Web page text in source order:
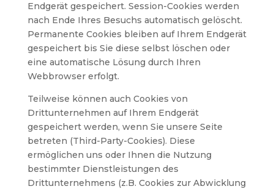
Endgerät gespeichert. Session-Cookies werden
nach Ende Ihres Besuchs automatisch gelöscht.
Permanente Cookies bleiben auf Ihrem Endgerät
gespeichert bis Sie diese selbst löschen oder
eine automatische Lösung durch Ihren
Webbrowser erfolgt.
Teilweise können auch Cookies von
Drittunternehmen auf Ihrem Endgerät
gespeichert werden, wenn Sie unsere Seite
betreten (Third-Party-Cookies). Diese
ermöglichen uns oder Ihnen die Nutzung
bestimmter Dienstleistungen des
Drittunternehmens (z.B. Cookies zur Abwicklung